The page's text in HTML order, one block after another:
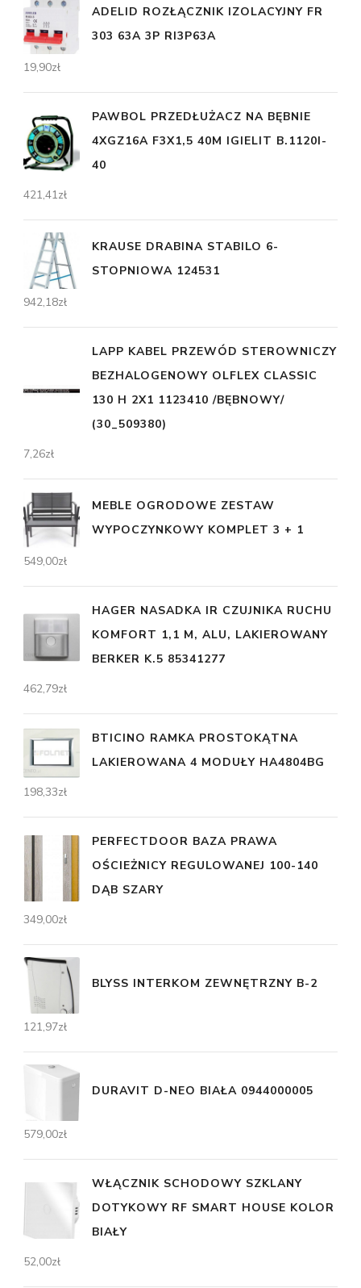
ADELID ROZŁĄCZNIK IZOLACYJNY FR
303 63A 3P RI3P63A
19,90zł
PAWBOL PRZEDŁUŻACZ NA BĘBNIE
4XGZ16A F3X1,5 40M IGIELIT B.1120I-
40
421,41zł
KRAUSE DRABINA STABILO 6-
STOPNIOWA 124531
942,18zł
LAPP KABEL PRZEWÓD STEROWNICZY
BEZHALOGENOWY OLFLEX CLASSIC
130 H 2X1 1123410 /BĘBNOWY/
(30_509380)
7,26zł
MEBLE OGRODOWE ZESTAW
WYPOCZYNKOWY KOMPLET 3 + 1
549,00zł
HAGER NASADKA IR CZUJNIKA RUCHU
KOMFORT 1,1 M, ALU, LAKIEROWANY
BERKER K.5 85341277
462,79zł
BTICINO RAMKA PROSTOKĄTNA
LAKIEROWANA 4 MODUŁY HA4804BG
198,33zł
PERFECTDOOR BAZA PRAWA
OŚCIEŻNICY REGULOWANEJ 100-140
DĄB SZARY
349,00zł
BLYSS INTERKOM ZEWNĘTRZNY B-2
121,97zł
DURAVIT D-NEO BIAŁA 0944000005
579,00zł
WŁĄCZNIK SCHODOWY SZKLANY
DOTYKOWY RF SMART HOUSE KOLOR
BIAŁY
52,00zł